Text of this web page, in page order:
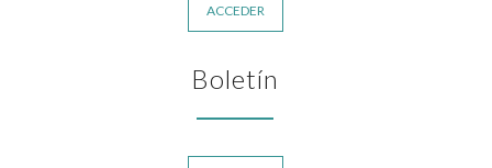
ACCEDER
Boletín